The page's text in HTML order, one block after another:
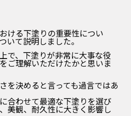
ける下塗りの重要性につい
いて説明しました。
で、下塗りが非常に大事な役
ご理解いただけたかと思いま
を決めると言っても過言ではあ
合わせて最適な下塗りを選び
美観、耐久性に大きく影響し